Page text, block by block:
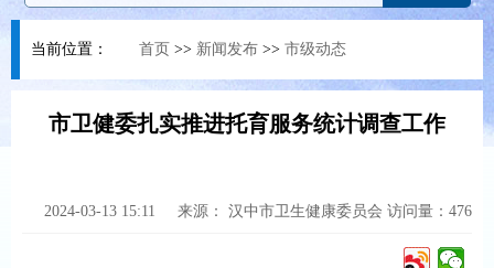
当前位置： 首页 >> 新闻发布 >> 市级动态
市卫健委扎实推进托育服务统计调查工作
2024-03-13 15:11 来源： 汉中市卫生健康委员会 访问量： 476